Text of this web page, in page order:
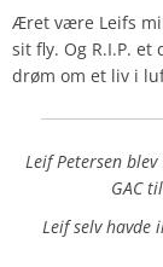
Æret være Leifs
sit fly. Og R.I.P.
drøm om et liv i
Leif Petersen
GAC
Leif selv havde